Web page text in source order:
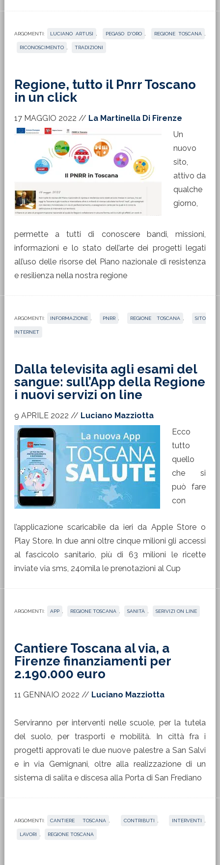
ARGOMENTI: LUCIANO ARTUSI PEGASO D'ORO REGIONE TOSCANA
RICONOSCIMENTO TRADIZIONI
Regione, tutto il Pnrr Toscano
in un click
17 MAGGIO 2022 // La Martinella Di Firenze
Un
nuovo
sito,
attivo da
qualche
giorno,
permette a tutti di conoscere bandi, missioni,
informazioni e lo stato dell’arte dei progetti legati
all’uso delle risorse del Piano nazionale di resistenza
e resilienza nella nostra regione
ARGOMENTI: INFORMAZIONE PNRR REGIONE TOSCANA SITO
INTERNET
Dalla televisita agli esami del
sangue: sull’App della Regione
i nuovi servizi on line
9 APRILE 2022 // Luciano Mazziotta
Ecco
tutto
quello
che si
può fare
con
l’applicazione scaricabile da ieri da Apple Store o
Play Store. In due anni oltre cinque milioni gli accessi
al fascicolo sanitario, più di 63 milioni le ricette
inviate via sms, 240mila le prenotazioni al Cup
ARGOMENTI: APP REGIONE TOSCANA SANITÀ SERIVIZI ON LINE
Cantiere Toscana al via, a
Firenze finanziamenti per
2.190.000 euro
11 GENNAIO 2022 // Luciano Mazziotta
Serviranno per interventi nelle scuole, per la tutela
del suolo, per trasporti e mobilità. In città fra i
progetti approvati le due nuove palestre a San Salvi
e in via Gemignani, oltre alla realizzazione di un
sistema di salita e discesa alla Porta di San Frediano
ARGOMENTI: CANTIERE TOSCANA CONTRIBUTI INTERVENTI
LAVORI REGIONE TOSCANA